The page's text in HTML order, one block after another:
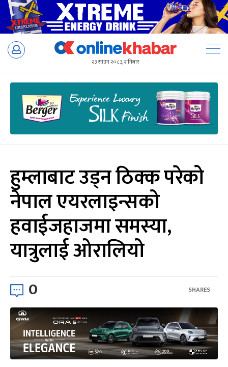
Skip
२३ साउन २०८३, शनिबार
हुम्लाबाट उड्न ठिक्क परेको
नेपाल एयरलाइन्सको
हवाईजहाजमा समस्या,
यात्रुलाई ओरालियो
0 SHARES